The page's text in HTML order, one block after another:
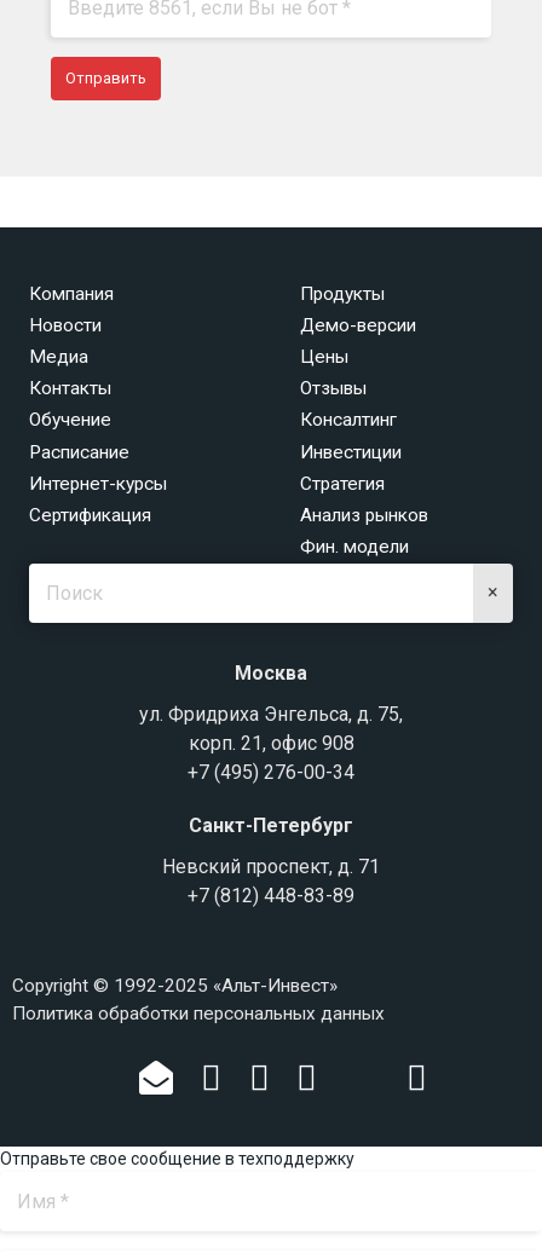
Компания
Новости
Медиа
Контакты
Продукты
Демо-версии
Цены
Отзывы
Обучение
Расписание
Интернет-курсы
Сертификация
Консалтинг
Инвестиции
Стратегия
Анализ рынков
Фин. модели
×
Москва
ул. Фридриха Энгельса, д. 75,
корп. 21, офис 908
+7 (495) 276-00-34
Санкт-Петербург
Невский проспект, д. 71
+7 (812) 448-83-89
Copyright © 1992-2025 «Альт-Инвест»
Политика обработки персональных данных
Отправьте свое сообщение в техподдержку